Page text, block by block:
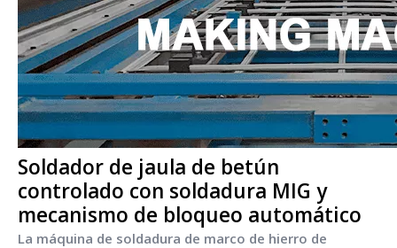
Soldador de jaula de betún
controlado con soldadura MIG y
mecanismo de bloqueo automático
La máquina de soldadura de marco de hierro de